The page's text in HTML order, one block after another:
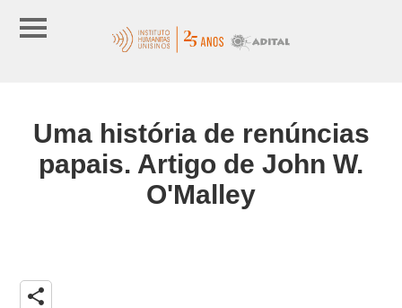
Uma história de renúncias
papais. Artigo de John W.
O'Malley
share